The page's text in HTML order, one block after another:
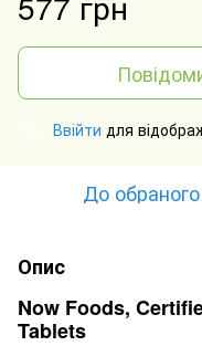
Ввійти для
До обраного
Опис
Now Foods,
Tablets